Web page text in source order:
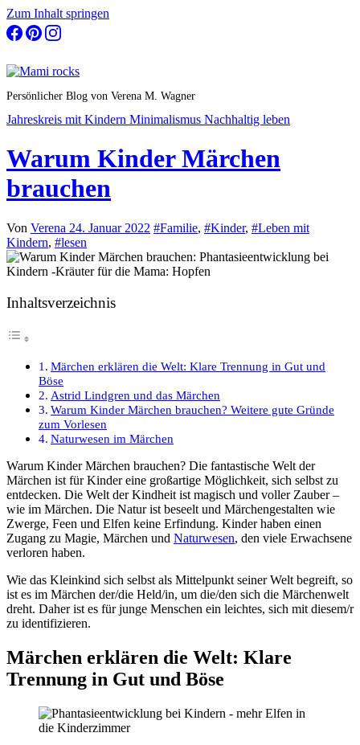
Zum Inhalt springen
Persönlicher Blog von Verena M. Wagner
Jahreskreis mit Kindern Minimalismus Nachhaltig leben
Warum Kinder Märchen
brauchen
Von Verena 24. Januar 2022 #Familie, #Kinder, #Leben mit
Kindern, #lesen
Inhaltsverzeichnis
Märchen erklären die Welt: Klare Trennung in Gut und
Böse
Astrid Lindgren und das Märchen
Warum Kinder Märchen brauchen? Weitere gute Gründe
zum Vorlesen
Naturwesen im Märchen
Warum Kinder Märchen brauchen? Die fantastische Welt der
Märchen ist für Kinder eine großartige Möglichkeit, sich selbst zu
entdecken. Die Welt der Kindheit ist magisch und voller Zauber –
wie im Märchen. Die Natur ist beseelt und Märchengestalten wie
Zwerge, Feen und Elfen keine Erfindung. Kinder haben einen
Zugang zu Magie, Märchen und Naturwesen, den viele Erwachsene
verloren haben.
Wie das Kleinkind sich selbst als Mittelpunkt seiner Welt begreift, so
ist es im Märchen der/die Held/in, um die/den sich die Märchenwelt
dreht. Daher ist es für junge Menschen ein leichtes, sich mit diesem/r
zu identifizieren.
Märchen erklären die Welt: Klare
Trennung in Gut und Böse